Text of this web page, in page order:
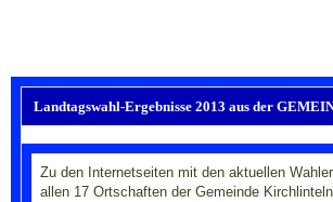
Landtagswahl-Ergebnisse 2013 aus der
Zu den Internetseiten mit den aktuellen
allen 17 Ortschaften der Gemeinde